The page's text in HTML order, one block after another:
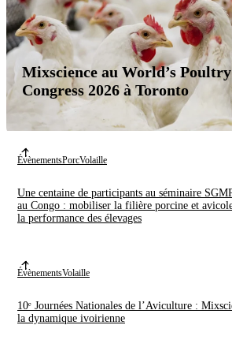
Mixscience au World’s Poultry
Congress 2026 à Toronto
ÉvènementsPorcVolaille
Une centaine de participants au séminaire
au Congo : mobiliser la filière porcine et
la performance des élevages
ÉvènementsVolaille
10ᵉ Journées Nationales de l’Aviculture :
la dynamique ivoirienne